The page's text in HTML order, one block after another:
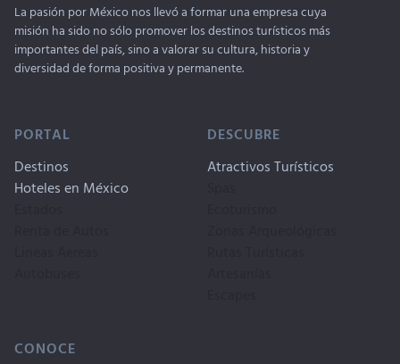
La pasión por México nos llevó a formar una empresa cuya
misión ha sido no sólo promover los destinos turísticos más
importantes del país, sino a valorar su cultura, historia y
diversidad de forma positiva y permanente.
PORTAL
Destinos
Hoteles en México
DESCUBRE
Atractivos Turísticos
CONOCE